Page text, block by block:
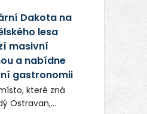
Dakota na
lesa
masivní
a nabídne
gastronomii
které zná
Ostravan,